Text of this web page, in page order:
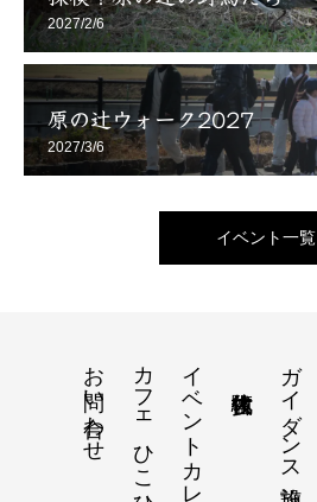
2027/2/6
原の辻ウォーク2027
2027/3/6
イベント一覧
ガイダンス施設
イベントカレンダー
お問い合わせ